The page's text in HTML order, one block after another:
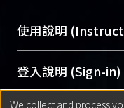
用逐年攀升。同時
Archive）平台。
含部分內容的
助與合作完成
意提供此授權。
Please
original work,
使用說明
網站簡介
使用手冊
登入說明 (Sign-in)
We collect and process